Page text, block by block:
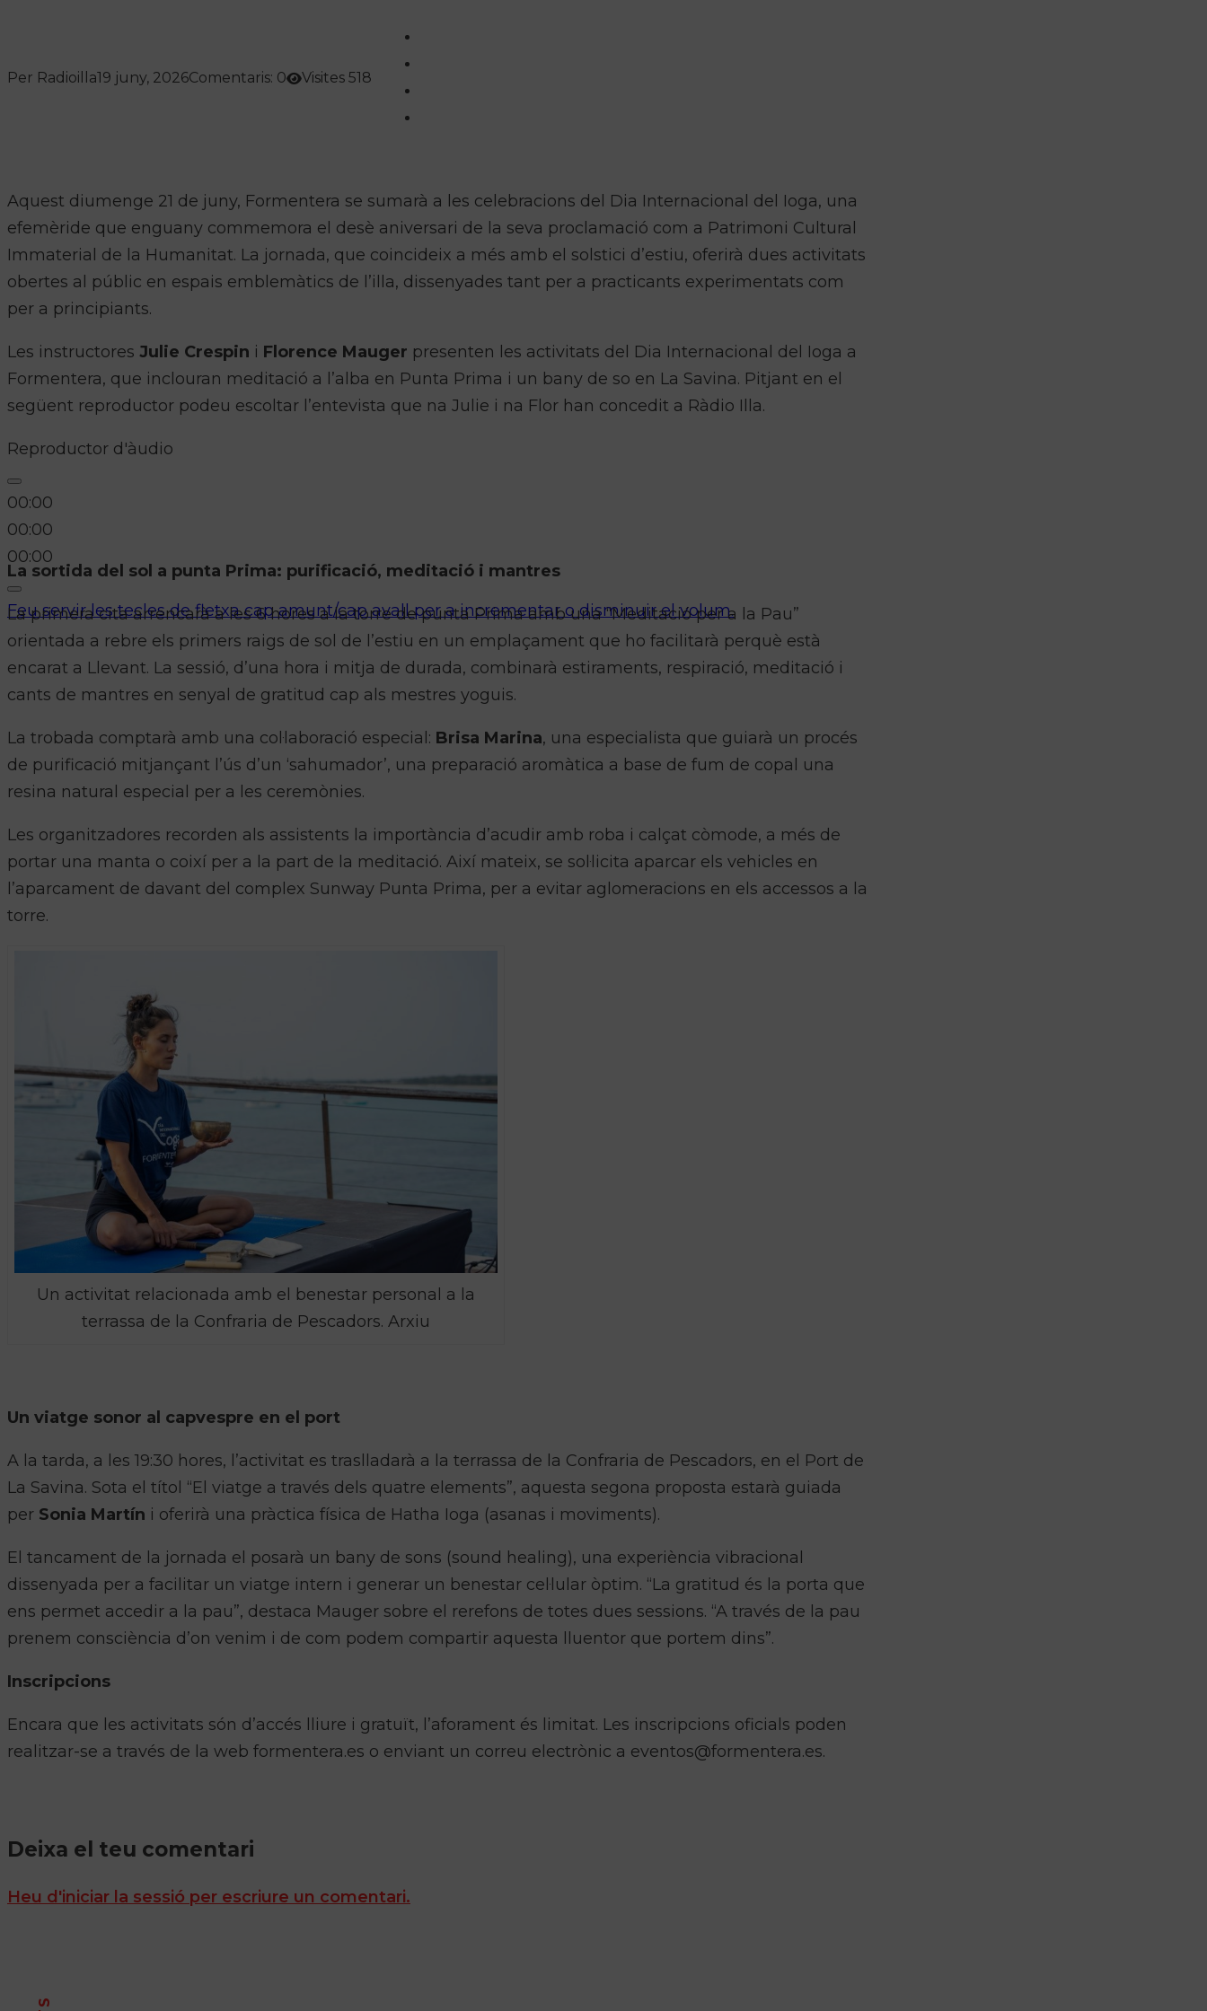
Per Radioilla19 juny, 2026Comentaris: 0 Visites 518
Aquest diumenge 21 de juny, Formentera se sumarà a les celebracions del Dia Internacional del Ioga, una
efemèride que enguany commemora el desè aniversari de la seva proclamació com a Patrimoni Cultural
Immaterial de la Humanitat. La jornada, que coincideix a més amb el solstici d’estiu, oferirà dues activitats
obertes al públic en espais emblemàtics de l’illa, dissenyades tant per a practicants experimentats com
per a principiants.
Les instructores Julie Crespin i Florence Mauger presenten les activitats del Dia Internacional del Ioga a
Formentera, que inclouran meditació a l’alba en Punta Prima i un bany de so en La Savina. Pitjant en el
següent reproductor podeu escoltar l’entevista que na Julie i na Flor han concedit a Ràdio Illa.
Reproductor d'àudio
00:00
00:00
00:00
Feu servir les tecles de fletxa cap amunt/cap avall per a incrementar o disminuir el volum.
La sortida del sol a punta Prima: purificació, meditació i mantres
La primera cita arrencarà a les 6 hores a la torre de punta Prima amb una “Meditació per a la Pau”
orientada a rebre els primers raigs de sol de l’estiu en un emplaçament que ho facilitarà perquè està
encarat a Llevant. La sessió, d’una hora i mitja de durada, combinarà estiraments, respiració, meditació i
cants de mantres en senyal de gratitud cap als mestres yoguis.
La trobada comptarà amb una col·laboració especial: Brisa Marina, una especialista que guiarà un procés
de purificació mitjançant l’ús d’un ‘sahumador’, una preparació aromàtica a base de fum de copal una
resina natural especial per a les ceremònies.
Les organitzadores recorden als assistents la importància d’acudir amb roba i calçat còmode, a més de
portar una manta o coixí per a la part de la meditació. Així mateix, se sol·licita aparcar els vehicles en
l’aparcament de davant del complex Sunway Punta Prima, per a evitar aglomeracions en els accessos a la
torre.
Un activitat relacionada amb el benestar personal a la
terrassa de la Confraria de Pescadors. Arxiu
Un viatge sonor al capvespre en el port
A la tarda, a les 19:30 hores, l’activitat es traslladarà a la terrassa de la Confraria de Pescadors, en el Port de
La Savina. Sota el títol “El viatge a través dels quatre elements”, aquesta segona proposta estarà guiada
per Sonia Martín i oferirà una pràctica física de Hatha Ioga (asanas i moviments).
El tancament de la jornada el posarà un bany de sons (sound healing), una experiència vibracional
dissenyada per a facilitar un viatge intern i generar un benestar cel·lular òptim. “La gratitud és la porta que
ens permet accedir a la pau”, destaca Mauger sobre el rerefons de totes dues sessions. “A través de la pau
prenem consciència d’on venim i de com podem compartir aquesta lluentor que portem dins”.
Inscripcions
Encara que les activitats són d’accés lliure i gratuït, l’aforament és limitat. Les inscripcions oficials poden
realitzar-se a través de la web formentera.es o enviant un correu electrònic a eventos@formentera.es.
Deixa el teu comentari
Heu d'iniciar la sessió per escriure un comentari.